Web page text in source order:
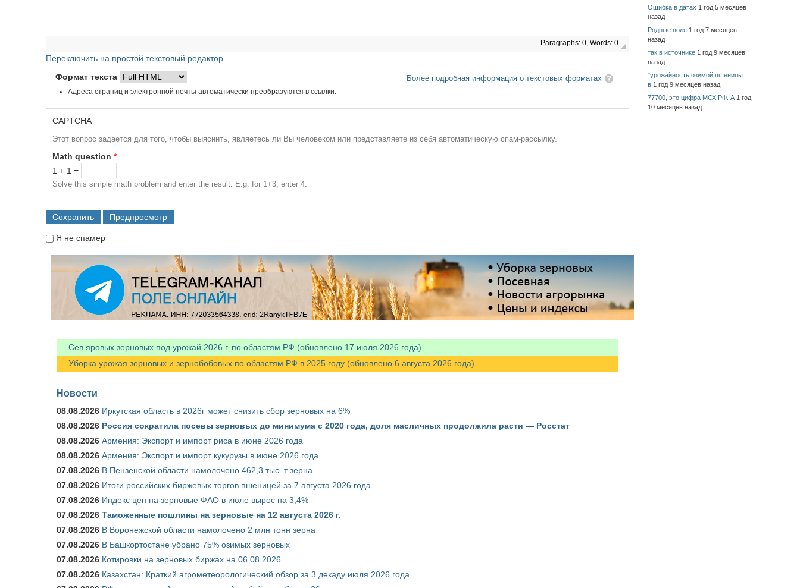
Paragraphs: 0, Words: 0
Переключить на простой текстовый редактор
Более подробная информация о текстовых форматах
Формат текста
Адреса страниц и электронной почты автоматически преобразуются в ссылки.
CAPTCHA
Этот вопрос задается для того, чтобы выяснить, являетесь ли Вы человеком или представляете из себя автоматическую спам-рассылку.
Math question *
1 + 1 =
Solve this simple math problem and enter the result. E.g. for 1+3, enter 4.
Я не спамер
Сев яровых зерновых под урожай 2026 г. по областям РФ (обновлено 17 июля 2026 года)
Уборка урожая зерновых и зернобобовых по областям РФ в 2025 году (обновлено 6 августа 2026 года)
Новости
08.08.2026 Иркутская область в 2026г может снизить сбор зерновых на 6%
08.08.2026 Россия сократила посевы зерновых до минимума с 2020 года, доля масличных продолжила расти — Росстат
08.08.2026 Армения: Экспорт и импорт риса в июне 2026 года
08.08.2026 Армения: Экспорт и импорт кукурузы в июне 2026 года
07.08.2026 В Пензенской области намолочено 462,3 тыс. т зерна
07.08.2026 Итоги российских биржевых торгов пшеницей за 7 августа 2026 года
07.08.2026 Индекс цен на зерновые ФАО в июле вырос на 3,4%
07.08.2026 Таможенные пошлины на зерновые на 12 августа 2026 г.
07.08.2026 В Воронежской области намолочено 2 млн тонн зерна
07.08.2026 В Башкортостане убрано 75% озимых зерновых
07.08.2026 Котировки на зерновых биржах на 06.08.2026
07.08.2026 Казахстан: Краткий агрометеорологический обзор за 3 декаду июля 2026 года
Ошибка в датах 1 год 5 месяцев
назад
Родные поля 1 год 7 месяцев
назад
так в источнике 1 год 9 месяцев
назад
"урожайность озимой пшеницы
в 1 год 9 месяцев назад
77700, это цифра МСХ РФ. А 1 год
10 месяцев назад